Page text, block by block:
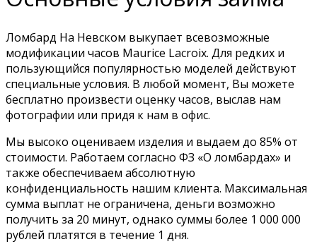
Ломбард На Невском выкупает всевозможные
модификации часов Maurice Lacroix. Для редких и
пользующийся популярностью моделей действуют
специальные условия. В любой момент, Вы можете
бесплатно произвести оценку часов, выслав нам
фотографии или придя к нам в офис.
Мы высоко оцениваем изделия и выдаем до 85% от
стоимости. Работаем согласно ФЗ «О ломбардах» и
также обеспечиваем абсолютную
конфиденциальность нашим клиента. Максимальная
сумма выплат не ограничена, деньги возможно
получить за 20 минут, однако суммы более 1 000 000
рублей платятся в течение 1 дня.